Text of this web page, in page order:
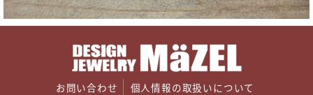
お問い合わせ 個人情報の取扱いについて